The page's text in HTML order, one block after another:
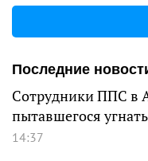
Последние
Сотрудники ППС в
пытавшегося
14:37